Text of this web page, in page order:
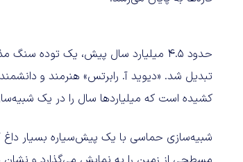
حدود ۴.۵ میلیارد سال پیش، یک توده سنگ مذاب در منظومه شمسی
تبدیل شد. «دیوید آ. رابرتس» هنرمند و
کشیده است که میلیاردها سال را در یک
شبیه‌سازی حماسی با یک پیش‌سیاره بسیار